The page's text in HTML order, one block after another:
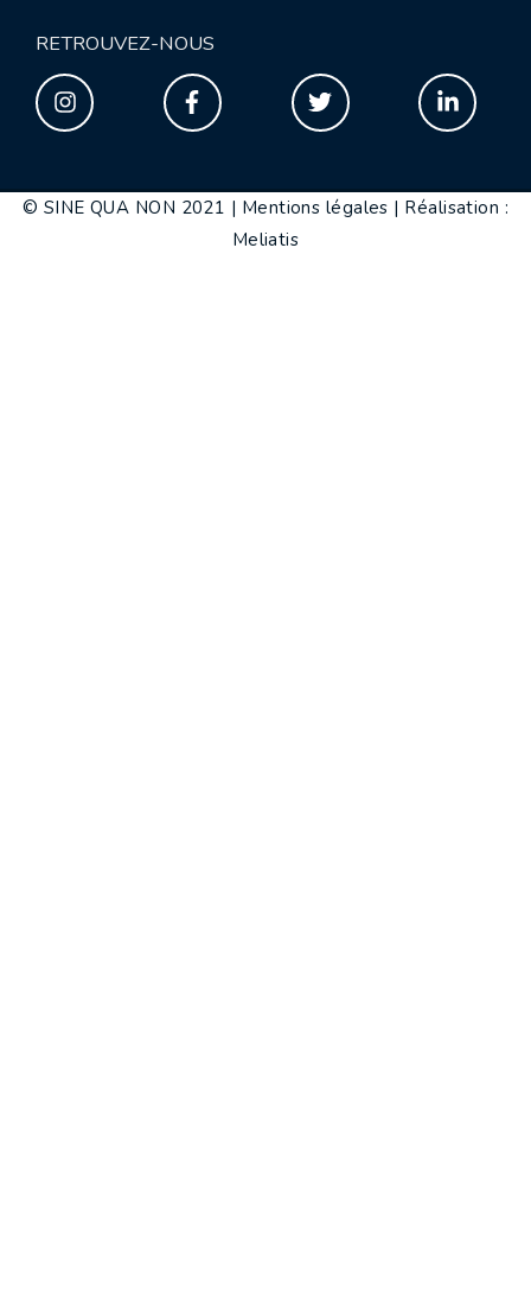
RETROUVEZ-NOUS
© SINE QUA NON 2021 | Mentions légales | Réalisation :
Meliatis